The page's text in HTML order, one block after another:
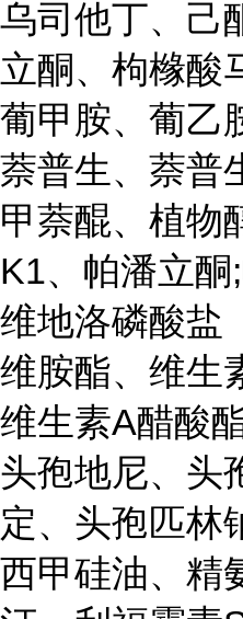
乌司他丁、己
立酮、枸橼酸
葡甲胺、葡乙
萘普生、萘普
甲萘醌、植物
K1、帕潘立
维地洛磷酸盐
维胺酯、维生
维生素A醋酸
头孢地尼、头
定、头孢匹林
西甲硅油、精